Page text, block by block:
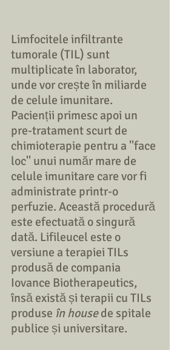
Limfocitele infiltrante
tumorale (TIL) sunt
multiplicate în laborator,
unde vor crește în miliarde
de celule imunitare.
Pacienții primesc apoi un
pre-tratament scurt de
chimioterapie pentru a ''face
loc'' unui număr mare de
celule imunitare care vor fi
administrate printr-o
perfuzie. Această procedură
este efectuată o singură
dată. Lifileucel este o
versiune a terapiei TILs
produsă de compania
Iovance Biotherapeutics,
însă există și terapii cu TILs
produse în house de spitale
publice și universitare.